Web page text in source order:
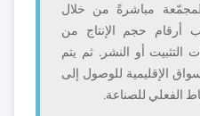
مباشرةً من خلال
أرقام حجم الإنتاج من
أو النشر. ثم يتم
الإقليمية للوصول إلى
الفعلي للصناعة.